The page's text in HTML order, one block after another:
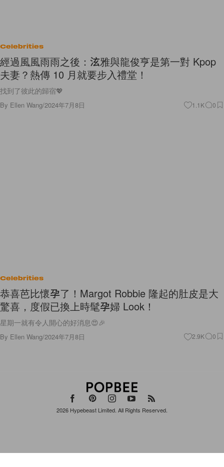
Celebrities
經過風風雨雨之後：泫雅與龍俊亨是第一對 Kpop
夫妻？熱傳 10 月就要步入禮堂！
找到了彼此的歸宿💖
By Ellen Wang/2024年7月8日 1.1K 0
Celebrities
恭喜芭比懷孕了！Margot Robbie 隆起的肚皮是大
驚喜，度假已換上時髦孕婦 Look！
星期一就有令人開心的好消息😍🎉
By Ellen Wang/2024年7月8日 2.9K 0
2026 Hypebeast Limited . All Rights Reserved.